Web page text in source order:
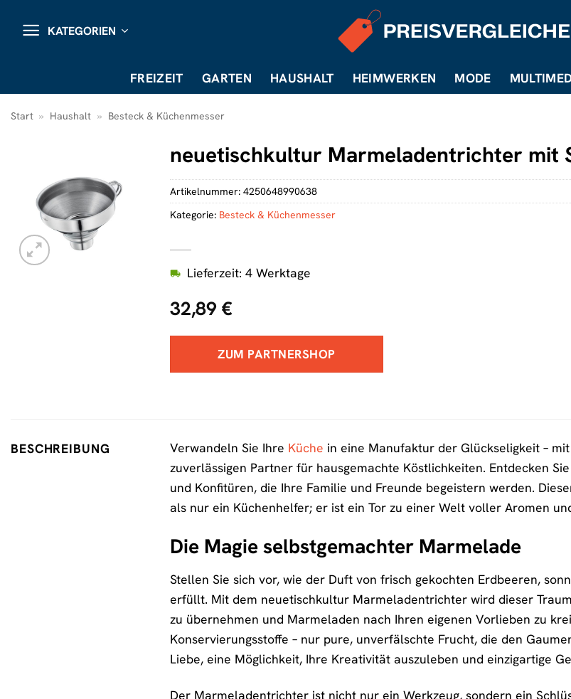
Inhalt
KATEGORIEN
FREIZEIT GARTEN HAUSHALT HEIMWERKEN MODE
Start » Haushalt » Besteck & Küchenmesser
neuetischkultur Marmeladentrichter mit
32,89 €
Lieferzeit: 4 Werktage
ZUM PARTNERSHOP
Artikelnummer: 4250648990638
Kategorie: Besteck & Küchenmesser
BESCHREIBUNG Verwandeln Sie Ihre Küche in eine Manufaktur der Glückseligkeit –
zuverlässigen Partner für hausgemachte Köstlichkeiten. Entdecken
und Konfitüren, die Ihre Familie und Freunde begeistern werden.
als nur ein Küchenhelfer; er ist ein Tor zu einer Welt voller Aromen
Die Magie selbstgemachter Marmelade
Stellen Sie sich vor, wie der Duft von frisch gekochten Erdbeeren,
erfüllt. Mit dem neuetischkultur Marmeladentrichter wird dieser
zu übernehmen und Marmeladen nach Ihren eigenen Vorlieben zu
Konservierungsstoffe – nur pure, unverfälschte Frucht, die den
Liebe, eine Möglichkeit, Ihre Kreativität auszuleben und einzigartige
Der Marmeladentrichter ist nicht nur ein Werkzeug, sondern ein